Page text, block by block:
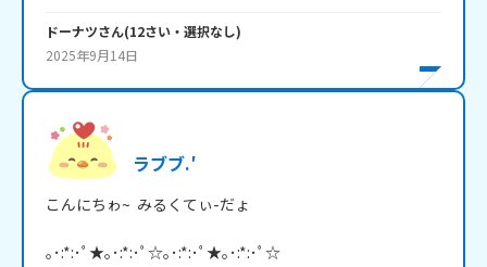
ドーナツさん(12さい・ 選択なし)
2025年9月14日
ラブブ.′
こんにちゎ~  みるくてぃ-だょ
｡･:*:･ﾟ★｡･:*:･ﾟ☆｡･:*:･ﾟ★｡･:*:･ﾟ☆